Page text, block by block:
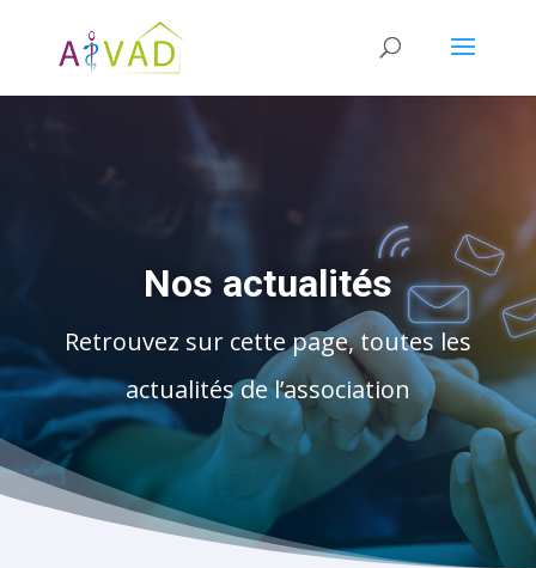
Nos actualités
Retrouvez sur cette page, toutes les
actualités de l’association